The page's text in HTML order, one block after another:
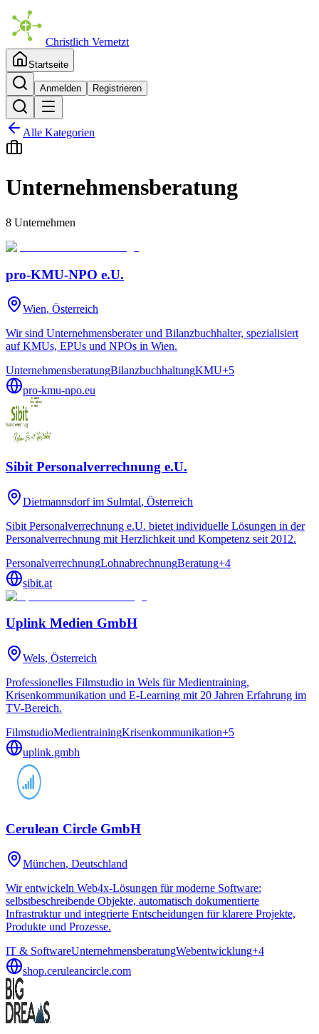
Christlich Vernetzt
Startseite
Anmelden Registrieren
Alle Kategorien
Unternehmensberatung
8 Unternehmen
pro-KMU-NPO e.U.
Wien, Österreich
Wir sind Unternehmensberater und Bilanzbuchhalter, spezialisiert
auf KMUs, EPUs und NPOs in Wien.
UnternehmensberatungBilanzbuchhaltungKMU+5
pro-kmu-npo.eu
Sibit Personalverrechnung e.U.
Dietmannsdorf im Sulmtal, Österreich
Sibit Personalverrechnung e.U. bietet individuelle Lösungen in der
Personalverrechnung mit Herzlichkeit und Kompetenz seit 2012.
PersonalverrechnungLohnabrechnungBeratung+4
sibit.at
Uplink Medien GmbH
Wels, Österreich
Professionelles Filmstudio in Wels für Medientraining,
Krisenkommunikation und E-Learning mit 20 Jahren Erfahrung im
TV-Bereich.
FilmstudioMedientrainingKrisenkommunikation+5
uplink.gmbh
Cerulean Circle GmbH
München, Deutschland
Wir entwickeln Web4x-Lösungen für moderne Software:
selbstbeschreibende Objekte, automatisch dokumentierte
Infrastruktur und integrierte Entscheidungen für klarere Projekte,
Produkte und Prozesse.
IT & SoftwareUnternehmensberatungWebentwicklung+4
shop.ceruleancircle.com